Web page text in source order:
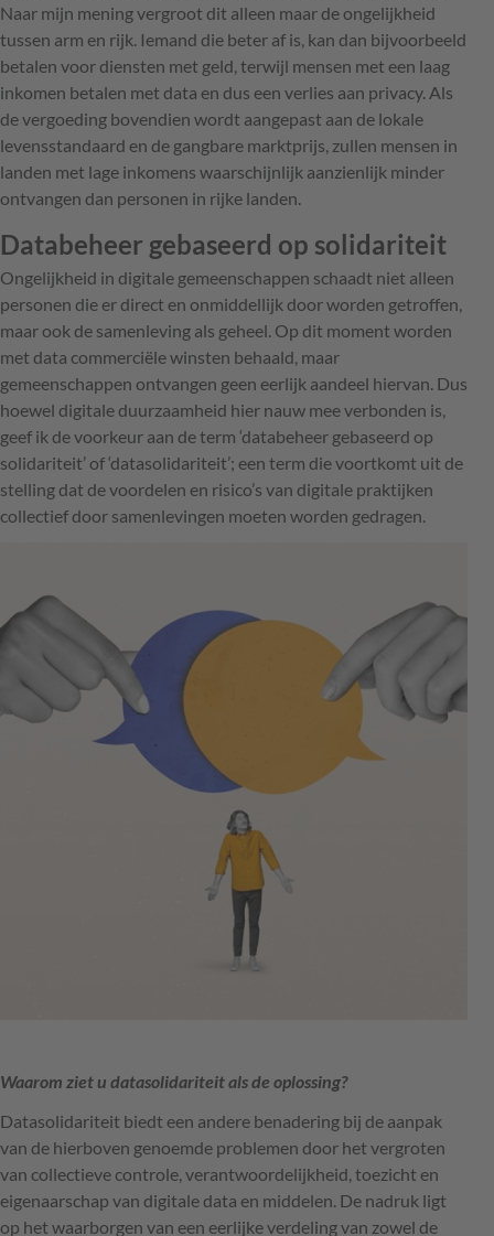
Naar mijn mening vergroot dit alleen maar de ongelijkheid
tussen arm en rijk. Iemand die beter af is, kan dan bijvoorbeeld
betalen voor diensten met geld, terwijl mensen met een laag
inkomen betalen met data en dus een verlies aan privacy. Als
de vergoeding bovendien wordt aangepast aan de lokale
levensstandaard en de gangbare marktprijs, zullen mensen in
landen met lage inkomens waarschijnlijk aanzienlijk minder
ontvangen dan personen in rijke landen.
Databeheer gebaseerd op solidariteit
Ongelijkheid in digitale gemeenschappen schaadt niet alleen
personen die er direct en onmiddellijk door worden getroffen,
maar ook de samenleving als geheel. Op dit moment worden
met data commerciële winsten behaald, maar
gemeenschappen ontvangen geen eerlijk aandeel hiervan. Dus
hoewel digitale duurzaamheid hier nauw mee verbonden is,
geef ik de voorkeur aan de term ‘databeheer gebaseerd op
solidariteit’ of ‘datasolidariteit’; een term die voortkomt uit de
stelling dat de voordelen en risico’s van digitale praktijken
collectief door samenlevingen moeten worden gedragen.
Waarom ziet u datasolidariteit als de oplossing?
Datasolidariteit biedt een andere benadering bij de aanpak
van de hierboven genoemde problemen door het vergroten
van collectieve controle, verantwoordelijkheid, toezicht en
eigenaarschap van digitale data en middelen. De nadruk ligt
op het waarborgen van een eerlijke verdeling van zowel de